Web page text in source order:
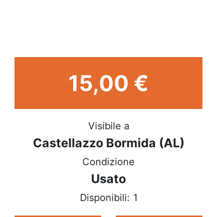
15,00 €
Visibile a
Castellazzo Bormida (AL)
Condizione
Usato
Disponibili: 1